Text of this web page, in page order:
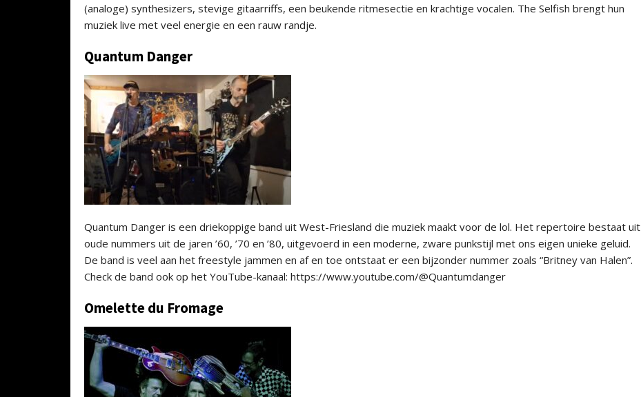
(analoge) synthesizers, stevige gitaarriffs, een beukende ritmesectie en krachtige vocalen. The Selfish brengt hun
muziek live met veel energie en een rauw randje.
Quantum Danger
Quantum Danger is een driekoppige band uit West-Friesland die muziek maakt voor de lol. Het repertoire bestaat uit
oude nummers uit de jaren ’60, ’70 en ’80, uitgevoerd in een moderne, zware punkstijl met ons eigen unieke geluid.
De band is veel aan het freestyle jammen en af en toe ontstaat er een bijzonder nummer zoals “Britney van Halen”.
Check de band ook op het YouTube-kanaal: https://www.youtube.com/@Quantumdanger
Omelette du Fromage